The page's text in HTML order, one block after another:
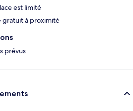
est limité
gratuit à proximité
prévus